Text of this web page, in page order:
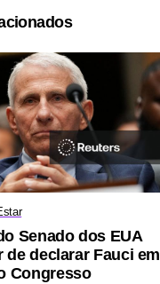
Senado dos EUA
de declarar Fauci em
Congresso